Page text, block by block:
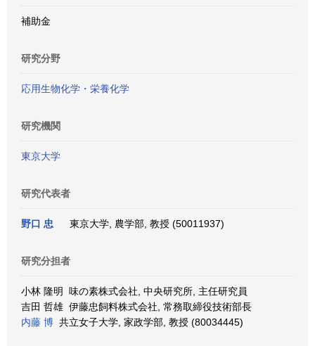
補助金
研究分野
応用生物化学・栄養化学
研究機関
東京大学
研究代表者
野口 忠 東京大学, 農学部, 教授 (50011937)
研究分担者
小林 隆明 味の素株式会社, 中央研究所, 主任研究員
吉田 哲雄 伊藤忠飼料株式会社, 常務取締役技術部長
内藤 博 共立女子大学, 家政学部, 教授 (80034445)